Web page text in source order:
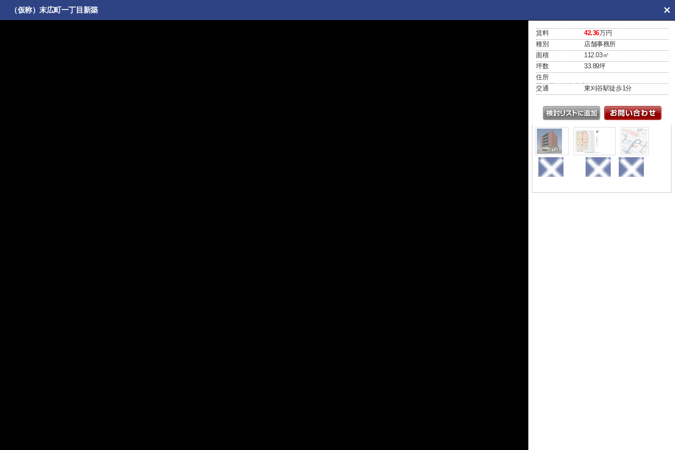
（仮称）末広町一丁目新築
賃料 42.36万円
種別
店舗事務所
面積
112.03㎡
坪数
33.89坪
住所
愛知県刈谷市末広町１丁目2-1
交通 東刈谷駅徒歩1分
外観 間取り